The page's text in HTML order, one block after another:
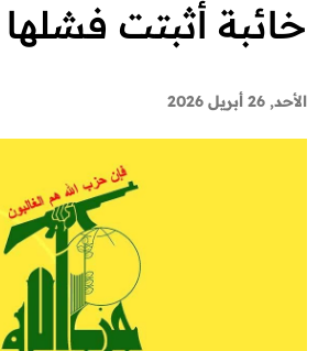
خائبة أثبتت فشلها
الأحد, 26 أبريل 2026